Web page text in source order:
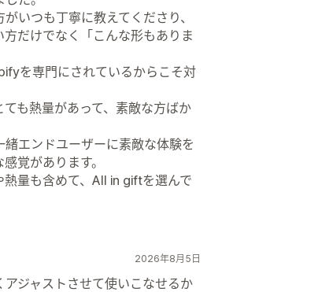
いつも丁寧に教えてくださり、
だけでなく「こんな形もありま
を専門にされているからこそ対
も熱量があって、素敵な方ばか
エンドユーザーに素敵な体験を
覚があります。
量も含めて、All in giftを選んで
2026年8月5日
ジャストさせて使いこなせるか